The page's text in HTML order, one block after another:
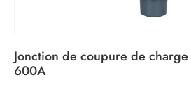
Jonction de coupure de
600A